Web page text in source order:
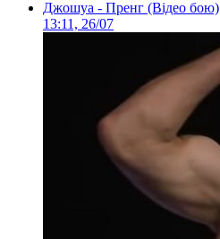
Джошуа - Пренг (Відео бою)
13:11, 26/07